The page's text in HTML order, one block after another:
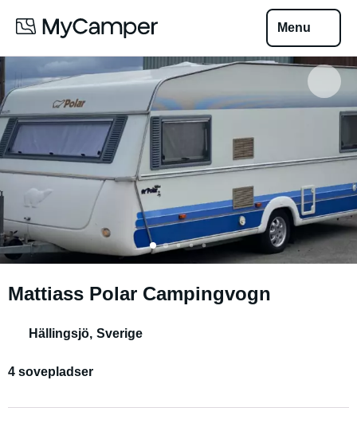
Menu
Mattiass Polar Campingvogn
Hällingsjö, Sverige
4 sovepladser